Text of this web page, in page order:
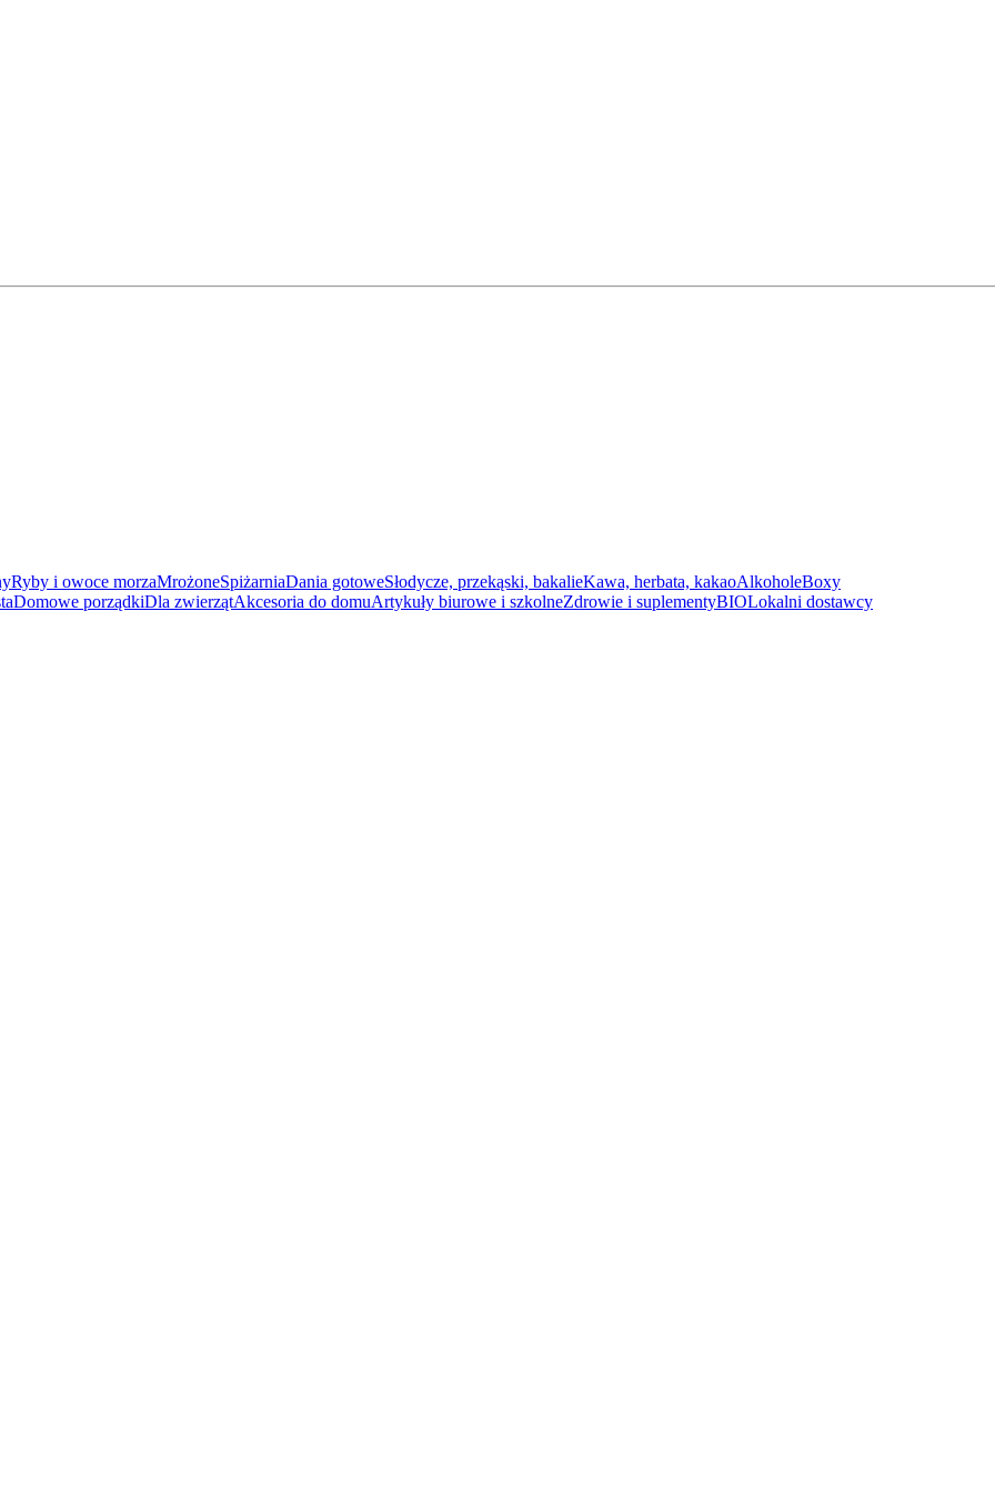
Ryby i owoce morzaMrożoneSpiżarniaDania gotoweSłodycze, przekąski, bakalieKawa, herbata, kakaoAlkoholeBoxy
Domowe porządkiDla zwierzątAkcesoria do domuArtykuły biurowe i szkolneZdrowie i suplementyBIOLokalni dostawcy